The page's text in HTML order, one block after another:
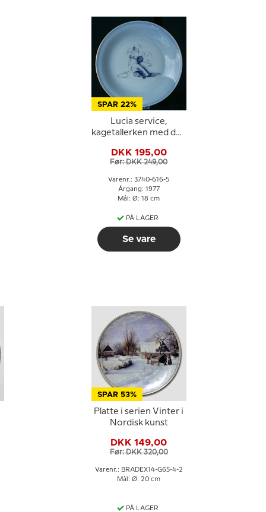
SPAR 22%
Lucia service,
kagetallerken med den
Grøndahl
DKK 195,00
Før: DKK 249,00
Varenr.: 3740-616-5
Årgang: 1977
Mål: Ø: 18 cm
PÅ LAGER
Se vare
SPAR 53%
Platte i serien Vinter i
Nordisk kunst
DKK 149,00
Før: DKK 320,00
Varenr.: BRADEX14-G65-4-2
Mål: Ø: 20 cm
PÅ LAGER